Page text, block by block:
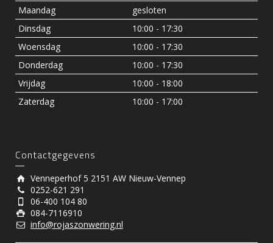
Maandag
gesloten
Dinsdag
10:00 - 17:30
Woensdag
10:00 - 17:30
Donderdag
10:00 - 17:30
Vrijdag
10:00 - 18:00
Zaterdag
10:00 - 17:00
Contactgegevens
Venneperhof 5 2151 AW Nieuw-Vennep
0252-621 291
06-400 104 80
084-7116910
info@rojaszonwering.nl